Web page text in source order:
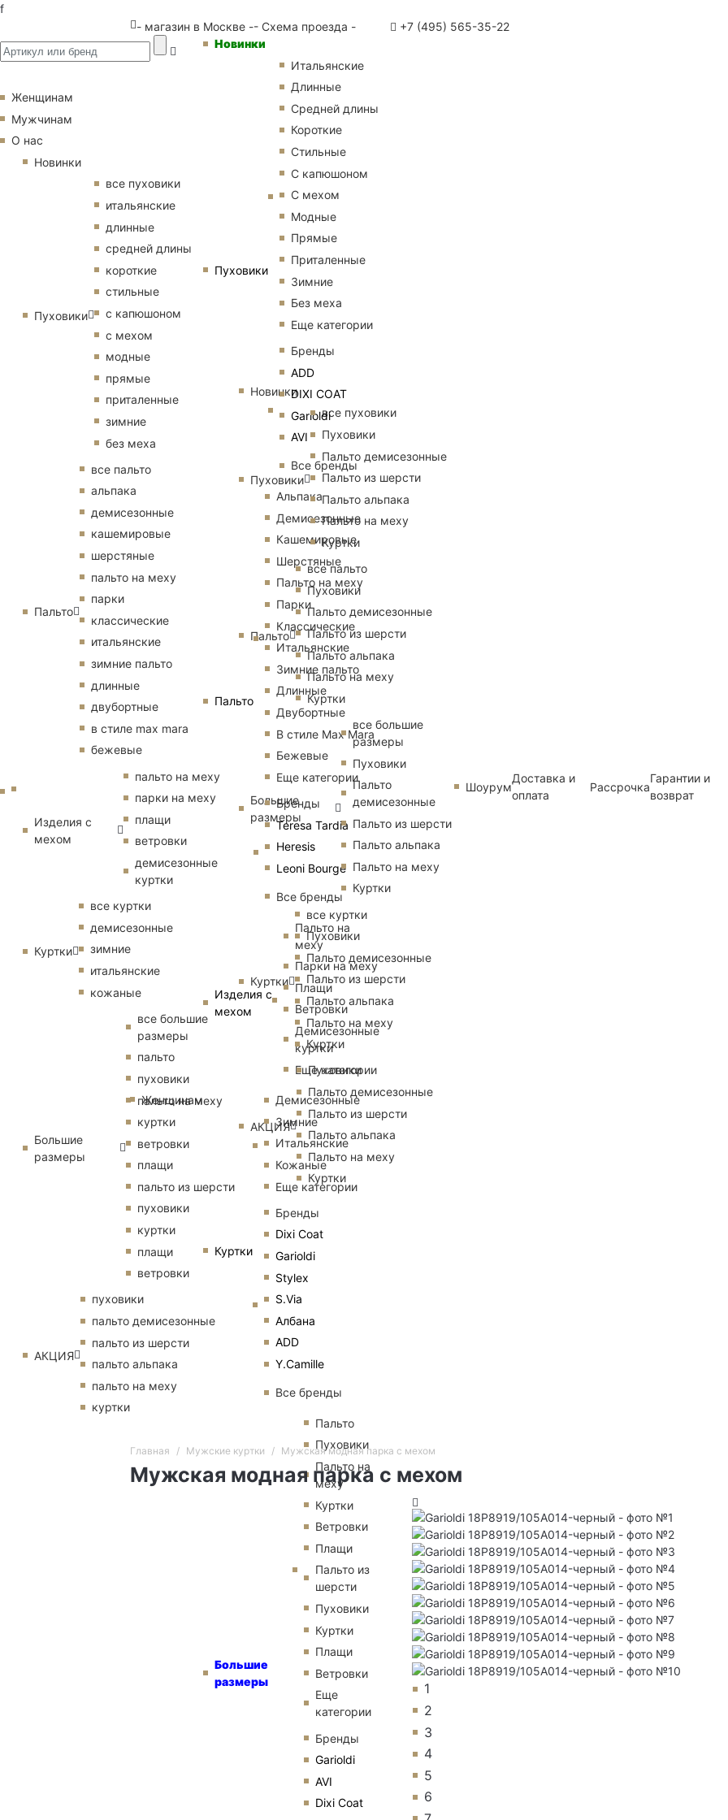
f
- магазин в Москве -- Схема проезда - +7 (495) 565-35-22
Женщинам
Новинки
Пуховики
Итальянские
Длинные
Средней длины
Короткие
Стильные
С капюшоном
С мехом
Модные
Прямые
Приталенные
Зимние
Без меха
Еще категории
Бренды
ADD
DIXI COAT
Garioldi
AVI
Все бренды
Пальто
Альпака
Демисезонные
Кашемировые
Шерстяные
Пальто на меху
Парки
Классические
Итальянские
Зимние пальто
Длинные
Двубортные
В стиле Max Mara
Бежевые
Еще категории
Бренды
Teresa Tardia
Heresis
Leoni Bourge
Все бренды
Изделия с
мехом
Пальто на
меху
Парки на меху
Плащи
Ветровки
Демисезонные
куртки
Еще категории
Куртки
Демисезонные
Зимние
Итальянские
Кожаные
Еще категории
Бренды
Dixi Coat
Garioldi
Stylex
S.Via
Албана
ADD
Y.Camille
Все бренды
Большие
размеры
Пальто
Пуховики
Пальто на
меху
Куртки
Ветровки
Плащи
Пальто из
шерсти
Пуховики
Куртки
Плащи
Ветровки
Еще
категории
Бренды
Garioldi
AVI
Dixi Coat
Женщинам
Мужчинам
О нас
Новинки
Пуховики
все пуховики
итальянские
длинные
средней длины
короткие
стильные
с капюшоном
с мехом
модные
прямые
приталенные
зимние
без меха
Пальто
все пальто
альпака
демисезонные
кашемировые
шерстяные
пальто на меху
парки
классические
итальянские
зимние пальто
длинные
двубортные
в стиле max mara
бежевые
Изделия с
мехом
пальто на меху
парки на меху
плащи
ветровки
демисезонные
куртки
Куртки
все куртки
демисезонные
зимние
итальянские
кожаные
Большие
размеры
все большие
размеры
пальто
пуховики
пальто на меху
куртки
ветровки
плащи
пальто из шерсти
пуховики
куртки
плащи
ветровки
АКЦИЯ
пуховики
пальто демисезонные
пальто из шерсти
пальто альпака
пальто на меху
куртки
Новинки
Пуховики
все пуховики
Пуховики
Пальто демисезонные
Пальто из шерсти
Пальто альпака
Пальто на меху
Куртки
Пальто
все пальто
Пуховики
Пальто демисезонные
Пальто из шерсти
Пальто альпака
Пальто на меху
Куртки
Большие
размеры
все большие
размеры
Пуховики
Пальто
демисезонные
Пальто из шерсти
Пальто альпака
Пальто на меху
Куртки
Куртки
все куртки
Пуховики
Пальто демисезонные
Пальто из шерсти
Пальто альпака
Пальто на меху
Куртки
АКЦИЯ
Пуховики
Пальто демисезонные
Пальто из шерсти
Пальто альпака
Пальто на меху
Куртки
Шоурум
Доставка и
оплата
Рассрочка
Гарантии и
возврат
Главная Мужские куртки Мужская модная парка с мехом
Мужская модная парка с мехом
1
2
3
4
5
6